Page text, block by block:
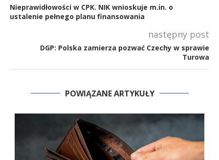
Nieprawidłowości w CPK. NIK wnioskuje m.in. o
ustalenie pełnego planu finansowania
następny post
DGP: Polska zamierza pozwać Czechy w sprawie
Turowa
POWIĄZANE ARTYKUŁY